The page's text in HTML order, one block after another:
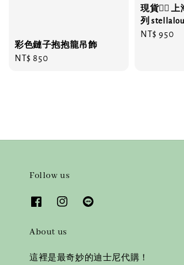
彩色鏈子抱抱龍吊飾
Regular
NT$ 850
現貨❤️‍🔥
列
Regular
NT$ 950
Follow us
About us
這裡是最奇妙的迪士尼代購！